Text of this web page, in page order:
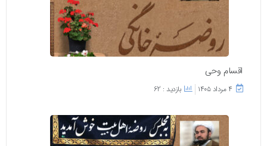
اقسام وحی
۴ مرداد ۱۴۰۵ بازدید : 62